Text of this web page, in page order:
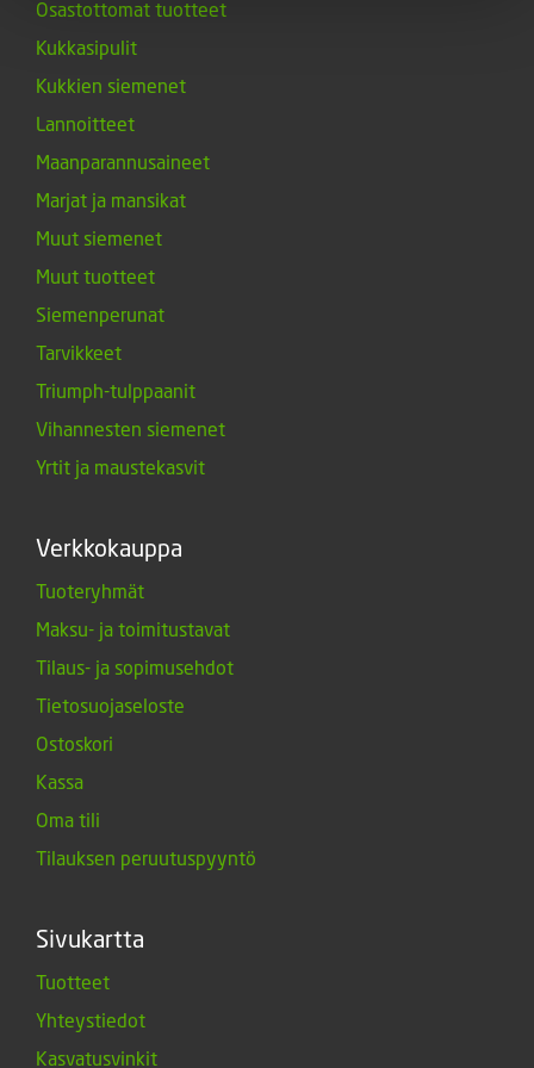
Osastottomat tuotteet
Kukkasipulit
Kukkien siemenet
Lannoitteet
Maanparannusaineet
Marjat ja mansikat
Muut siemenet
Muut tuotteet
Siemenperunat
Tarvikkeet
Triumph-tulppaanit
Vihannesten siemenet
Yrtit ja maustekasvit
Verkkokauppa
Tuoteryhmät
Maksu- ja toimitustavat
Tilaus- ja sopimusehdot
Tietosuojaseloste
Ostoskori
Kassa
Oma tili
Tilauksen peruutuspyyntö
Sivukartta
Tuotteet
Yhteystiedot
Kasvatusvinkit